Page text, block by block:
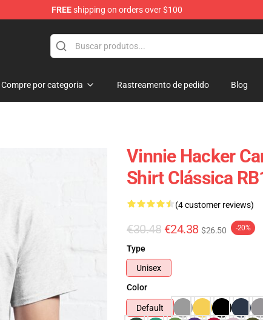
FREEshipping on orders over $100
Compre por categoria Rastreamento de pedido Blog
Vinnie Hacker
Shirt Clássica
(4 customer reviews)
€30.48 €24.38 $26.50 -20%
Type
Unisex
Color
Default